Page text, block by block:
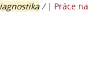
/ | Práce